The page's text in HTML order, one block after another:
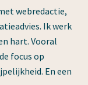
webredactie,
Ik werk
hart. Vooral
focus op
En een